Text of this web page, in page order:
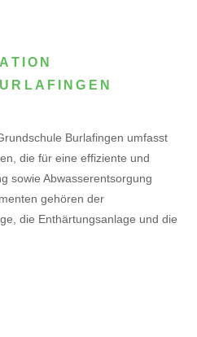
Burlafingen umfasst
die für eine effiziente und
sowie Abwasserentsorgung
gehören der
die Enthärtungsanlage und die